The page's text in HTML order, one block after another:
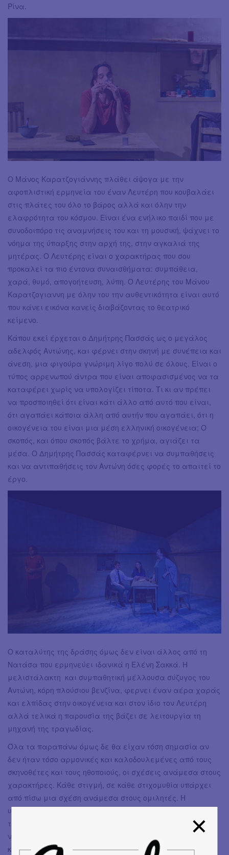
Ρίνα.
Ο Μάνος Καρατζογιάννης πλάθει άψογα με την
αφοπλιστική ερμηνεία του έναν Λευτέρη που κουβαλάει
στις πλάτες του όλο το βάρος αλλά και όλην την
ελαφρότητα του κόσμου. Είναι ένα ενήλικο παιδί που με
συνοδοιπόρο τις αναμνήσεις του και τη μουσική, ψάχνει το
νόημα της ύπαρξης στην αρχή της, στην αγκαλιά της
μητέρας. Ο Λευτέρης είναι ο χαρακτήρας που σου
προκαλεί τα πιο έντονα συναισθήματα: συμπάθεια,
χαρά, θυμό, απογοήτευση, λύπη. Ο Λευτέρης του Μάνου
Καρατζογιαννη με όλην του την αυθεντικότητα είναι αυτό
που κάνει εικόνα κανείς διαβάζοντας το θεατρικό
κείμενο.
Κάπου εκεί έρχεται ο Δημήτρης Πασσάς ως ο μεγάλος
αδελφός Αντώνης, και φέρνει στην σκηνή με συνέπεια και
άνεση, μια φιγούρα γνώριμη λίγο πολύ σε όλους. Είναι ο
τύπος αρρενωπού άντρα που είναι αποφασισμένος να τα
καταφέρει χωρίς να υπολογίζει τίποτα. Τι κι αν πρέπει
να προσποιηθεί ότι είναι κάτι άλλο από αυτό που είναι,
ότι αγαπάει κάποια άλλη από αυτήν που αγαπάει, ότι η
οικογένεια του είναι μια μέση ελληνική οικογένεια; Ο
σκοπός, και όπου σκοπός βάλτε το χρήμα, αγιάζει τα
μέσα. Ο Δημήτρης Πασσάς καταφέρνει να συμπαθήσεις
και να αντιπαθήσεις τον Αντώνη όσες φορές το απαιτεί το
έργο.
Ο καταλύτης της δράσης όμως δεν είναι άλλος από τη
Νατάσα που ερμηνεύει ιδανικά η Ελένη Σακκά. Η
μελιστάλακτη και συμπαθητική μέλλουσα σύζυγος του
Αντώνη, κόρη πλούσιου βενζίνα, φερνει έναν αέρα χαράς
και ελπίδας στην οικογένεια και στον ίδιο τον Λευτέρη
αλλά τελικά η παρουσία της βάζει σε λειτουργία τη
μηχανή της τραγωδίας.
Όλα τα παραπάνω όμως δε θα είχαν τόση σημασία αν
δεν ήταν τόσο αρμονικές και καλοδουλεμένες από τους
σκηνοθέτες και τους ηθοποιούς, οι σχέσεις ανάμεσα στους
χαρακτήρες. Κάθε στιγμή, σε κάθε στιχομυθία υπάρχει
από πίσω μια σχέση ανάμεσα στους ομιλητές. Η
υπερπροστατευτική μάνα απέναντι στον μικρό και
ταλαιπωρημένο γιο. Ο μεγάλος αδελφός που προσπαθεί
να προστατέψει με τον δικό του ιδιαίτερο τρόπο τη μάνα
και τον Λευτέρη. Ο Λευτέρης που θέλει όσο τίποτα στον